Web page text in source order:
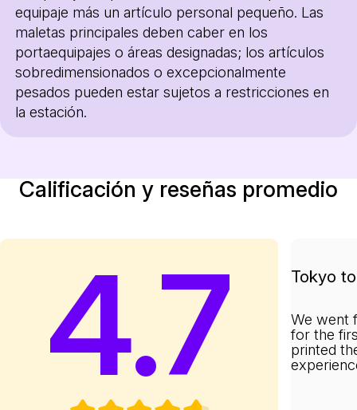
equipaje más un artículo personal pequeño. Las
maletas principales deben caber en los
portaequipajes o áreas designadas; los artículos
sobredimensionados o excepcionalmente
pesados pueden estar sujetos a restricciones en
la estación.
Calificación y reseñas promedio
4.7 Tokyo
We went
for the
printed